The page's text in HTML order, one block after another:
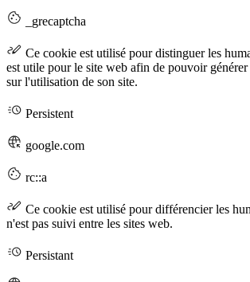
_grecaptcha
Ce cookie est utilisé pour distinguer les
est utile pour le site web afin de pouvoir
sur l'utilisation de son site.
Persistent
google.com
rc::a
Ce cookie est utilisé pour différencier les
n'est pas suivi entre les sites web.
Persistant